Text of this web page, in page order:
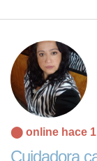
⬤ online hace
Cuidadora